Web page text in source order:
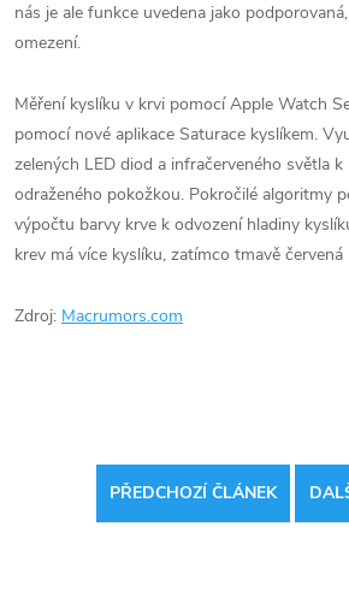
nás je ale funkce uvedena jako
omezení.
Měření kyslíku v krvi pomocí Apple Watch
pomocí nové aplikace Saturace kyslíkem.
zelených LED diod a infračerveného světla
odraženého pokožkou. Pokročilé algoritmy
výpočtu barvy krve k odvození hladiny
krev má více kyslíku, zatímco tmavě červená
Zdroj: Macrumors.com
PŘEDCHOZÍ ČLÁNEK